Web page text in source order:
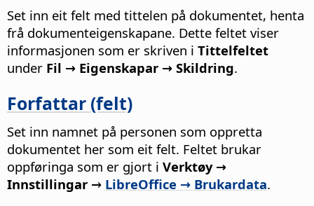
Set inn eit felt med tittelen på dokumentet, henta
frå dokumenteigenskapane. Dette feltet viser
informasjonen som er skriven i Tittelfeltet
under Fil → Eigenskapar → Skildring.
Forfattar (felt)
Set inn namnet på personen som oppretta
dokumentet her som eit felt. Feltet brukar
oppføringa som er gjort i Verktøy →
Innstillingar → LibreOffice → Brukardata.